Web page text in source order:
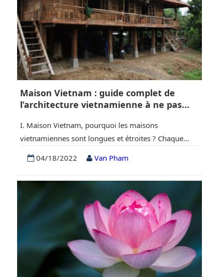
Maison Vietnam : guide complet de
l’architecture vietnamienne à ne pas
I. Maison Vietnam, pourquoi les maisons
vietnamiennes sont longues et étroites ? Chaque
ses temples et ses bâtiments, mais ce sont les
maisons qui suscitent le plus d’intérêt chez
quiconque voyage dans une nouvelle culture, car
elles reflètent parfaitement le mode de vie des
locaux. Le Vietnam peut être…
04/18/2022 Van Pham